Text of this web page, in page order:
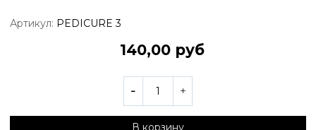
Артикул: PEDICURE 3
140,00 руб